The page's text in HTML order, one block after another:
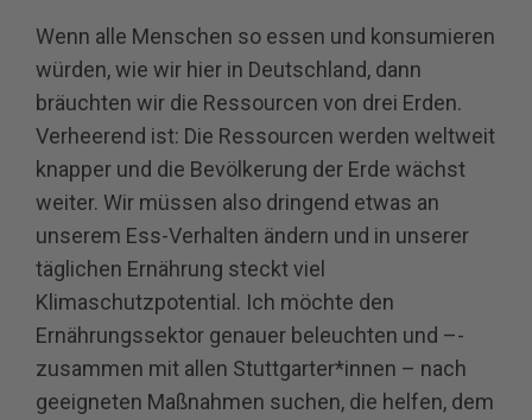
Wenn alle Menschen so essen und konsumieren
würden, wie wir hier in Deutschland, dann
bräuchten wir die Ressourcen von drei Erden.
Verheerend ist: Die Ressourcen werden weltweit
knapper und die Bevölkerung der Erde wächst
weiter. Wir müssen also dringend etwas an
unserem Ess-Verhalten ändern und in unserer
täglichen Ernährung steckt viel
Klimaschutzpotential. Ich möchte den
Ernährungssektor genauer beleuchten und –­­
zusammen mit allen Stuttgarter*innen ­–­ nach
geeigneten Maßnahmen suchen, die helfen, dem